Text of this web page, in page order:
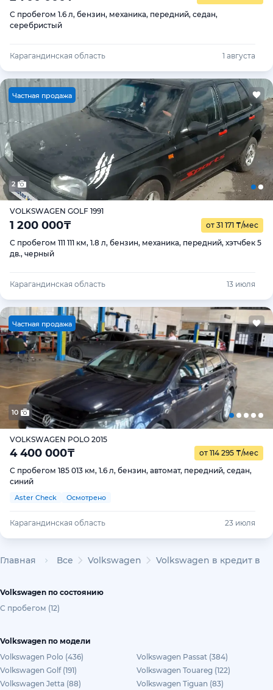
С пробегом 1.6 л, бензин, механика, передний, седан,
серебристый
Карагандинская область 1 августа
Частная продажа
2
VOLKSWAGEN GOLF 1991
1 200 000₸ от 31 171 ₸/мес
С пробегом 111 111 км, 1.8 л, бензин, механика, передний, хэтчбек 5
дв., черный
Карагандинская область 13 июля
Частная продажа
10
VOLKSWAGEN POLO 2015
4 400 000₸ от 114 295 ₸/мес
С пробегом 185 013 км, 1.6 л, бензин, автомат, передний, седан,
синий
Aster Check Осмотрено
Карагандинская область 23 июля
Главная Все Volkswagen Volkswagen в кредит в
Volkswagen по состоянию
С пробегом (12)
Volkswagen по модели
Volkswagen Polo (436)
Volkswagen Passat (384)
Volkswagen Golf (191)
Volkswagen Touareg (122)
Volkswagen Jetta (88)
Volkswagen Tiguan (83)